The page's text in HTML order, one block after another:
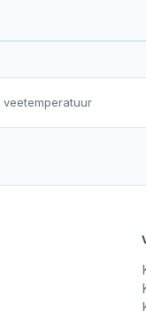
veetemperatuur